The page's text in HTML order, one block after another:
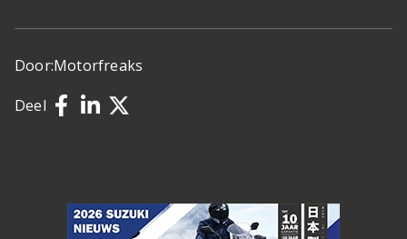
Door:Motorfreaks
Deel